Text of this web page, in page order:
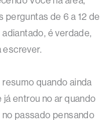
perguntas de 6 a 12 de
é verdade,
escrever.
quando ainda
entrou no ar quando
passado pensando